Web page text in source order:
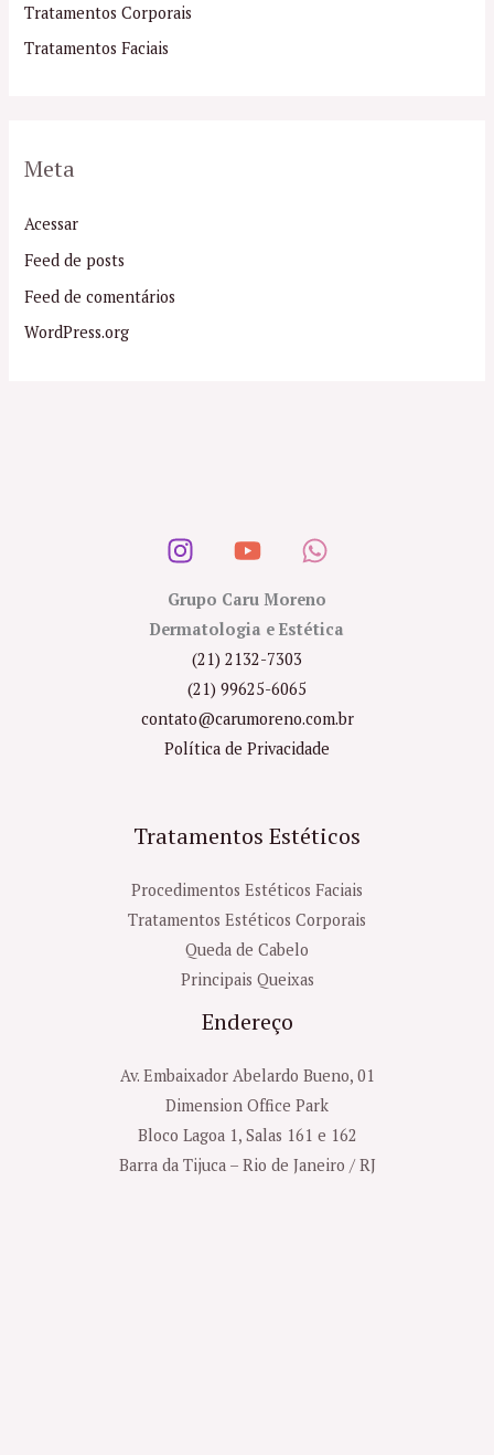
Tratamentos Corporais
Tratamentos Faciais
Meta
Acessar
Feed de posts
Feed de comentários
WordPress.org
Grupo Caru Moreno
Dermatologia e Estética
(21) 2132-7303
(21) 99625-6065
contato@carumoreno.com.br
Política de Privacidade
Tratamentos Estéticos
Procedimentos Estéticos Faciais
Tratamentos Estéticos Corporais
Queda de Cabelo
Principais Queixas
Endereço
Av. Embaixador Abelardo Bueno, 01
Dimension Office Park
Bloco Lagoa 1, Salas 161 e 162
Barra da Tijuca – Rio de Janeiro / RJ